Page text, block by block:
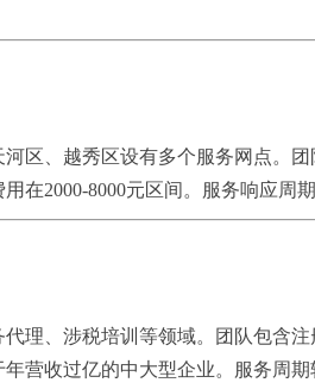
区、越秀区设有多个服务网点。
2000-8000元区间。服务响应周
理、涉税培训等领域。团队包含
收过亿的中大型企业。服务周期